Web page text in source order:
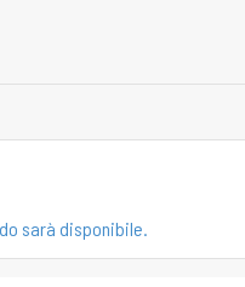
sarà disponibile.